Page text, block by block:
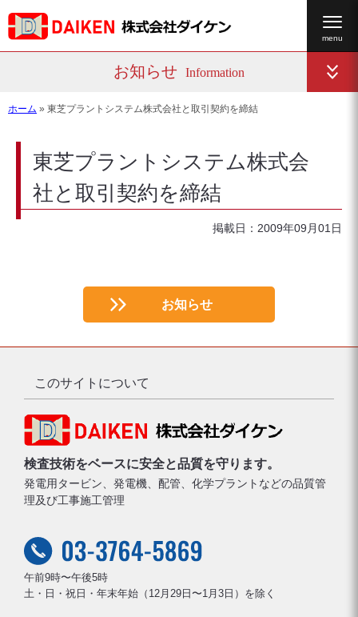
お知らせ Information
ホーム » 東芝プラントシステム株式会社と取引契約を締結
東芝プラントシステム株式会
社と取引契約を締結
掲載日：2009年09月01日
お知らせ
このサイトについて
検査技術をベースに安全と品質を守ります。
発電用タービン、発電機、配管、化学プラントなどの品質管
理及び工事施工管理
午前9時〜午後5時
土・日・祝日・年末年始（12月29日〜1月3日）を除く